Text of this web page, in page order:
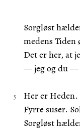
Sorgløst
medens
Det er her, at
— jeg og du —
Her er
Fyrre suser.
Sorgløst